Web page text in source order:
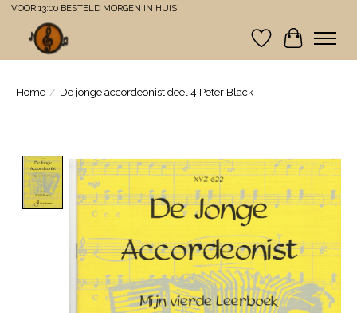
VOOR 13:00 BESTELD MORGEN IN HUIS
Verlanglijst
Home / De jonge accordeonist deel 4 Peter Black
Product image slideshow Items